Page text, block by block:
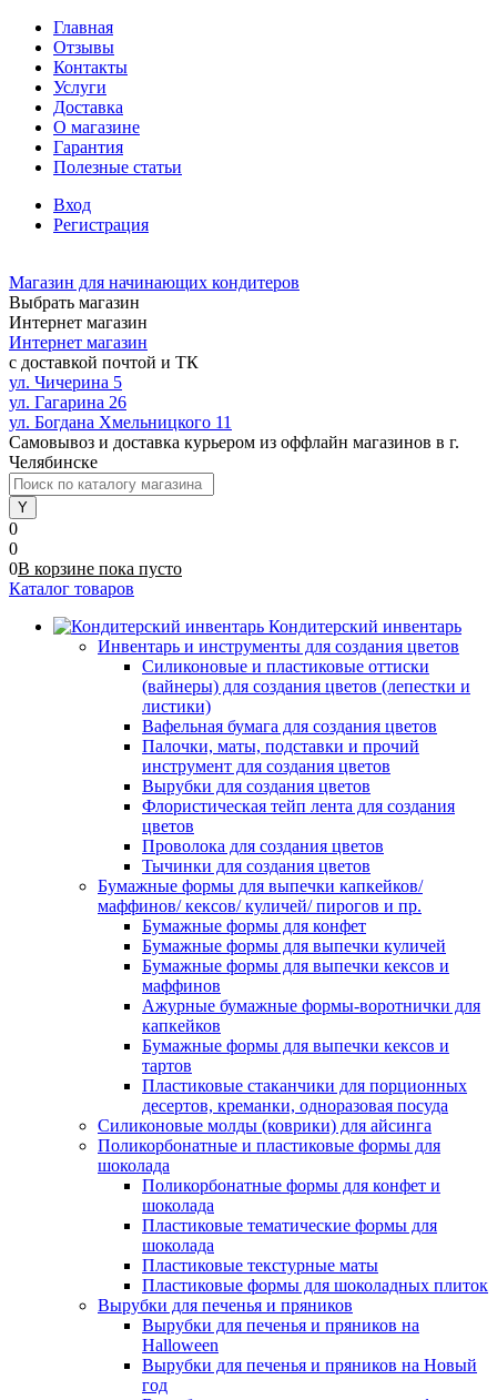
Главная
Отзывы
Контакты
Услуги
Доставка
О магазине
Гарантия
Полезные статьи
Вход
Регистрация
Магазин для начинающих кондитеров
Выбрать магазин
Интернет магазин
Интернет магазин
с доставкой почтой и ТК
ул. Чичерина 5
ул. Гагарина 26
ул. Богдана Хмельницкого 11
Самовывоз и доставка курьером из оффлайн магазинов в г.
Челябинске
0
0
0В корзине пока пусто
Каталог товаров
Кондитерский инвентарь
Инвентарь и инструменты для создания цветов
Силиконовые и пластиковые оттиски
(вайнеры) для создания цветов (лепестки и
листики)
Вафельная бумага для создания цветов
Палочки, маты, подставки и прочий
инструмент для создания цветов
Вырубки для создания цветов
Флористическая тейп лента для создания
цветов
Проволока для создания цветов
Тычинки для создания цветов
Бумажные формы для выпечки капкейков/
маффинов/ кексов/ куличей/ пирогов и пр.
Бумажные формы для конфет
Бумажные формы для выпечки куличей
Бумажные формы для выпечки кексов и
маффинов
Ажурные бумажные формы-воротнички для
капкейков
Бумажные формы для выпечки кексов и
тартов
Пластиковые стаканчики для порционных
десертов, креманки, одноразовая посуда
Силиконовые молды (коврики) для айсинга
Поликорбонатные и пластиковые формы для
шоколада
Поликорбонатные формы для конфет и
шоколада
Пластиковые тематические формы для
шоколада
Пластиковые текстурные маты
Пластиковые формы для шоколадных плиток
Вырубки для печенья и пряников
Вырубки для печенья и пряников на
Halloween
Вырубки для печенья и пряников на Новый
год